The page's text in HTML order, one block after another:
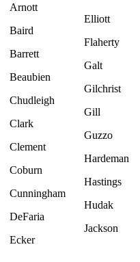
Arnott
Baird
Barrett
Beaubien
Chudleigh
Clark
Clement
Coburn
Cunningham
DeFaria
Ecker
Elliott
Flaherty
Galt
Gilchrist
Gill
Guzzo
Hardeman
Hastings
Hudak
Jackson